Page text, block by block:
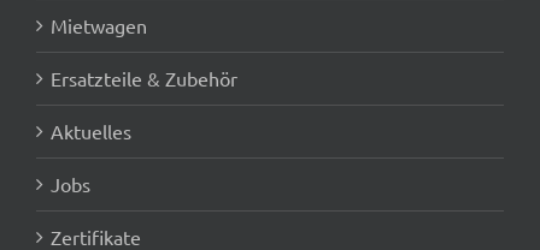
Mietwagen
Ersatzteile & Zubehör
Aktuelles
Jobs
Zertifikate